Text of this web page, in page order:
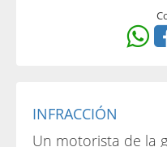
INFRACCIÓN
Un motorista de la